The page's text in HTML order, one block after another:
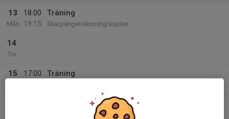
13
Mån
18:00
19:15
Träning
Skarpängenskonstgräsplan
14
Tis
15
17:00
Träning